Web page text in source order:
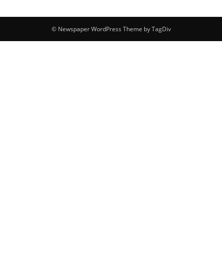
© Newspaper WordPress Theme by TagDiv